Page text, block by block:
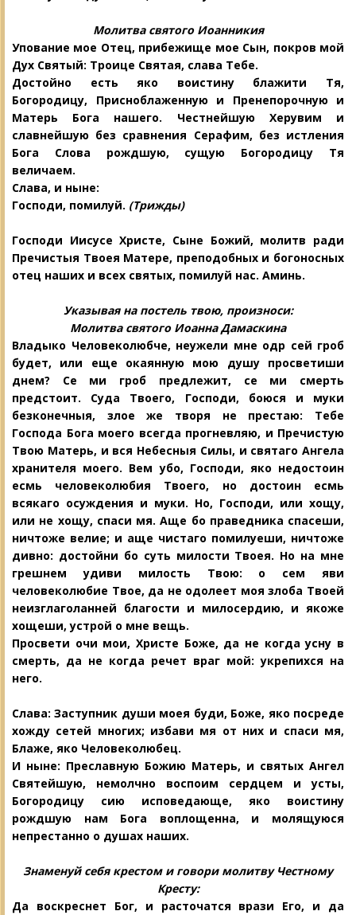
Молитва святого Иоанникия
Упование мое Отец, прибежище мое Сын, покров мой
Дух Святый: Троице Святая, слава Тебе.
Достойно есть яко воистину блажити Тя,
Богородицу, Присноблаженную и Пренепорочную и
Матерь Бога нашего. Честнейшую Херувим и
славнейшую без сравнения Серафим, без истления
Бога Слова рождшую, сущую Богородицу Тя
величаем.
Слава, и ныне:
Господи, помилуй. (Трижды)
Господи Иисусе Христе, Сыне Божий, молитв ради
Пречистыя Твоея Матере, преподобных и богоносных
отец наших и всех святых, помилуй нас. Аминь.
Указывая на постель твою, произноси:
Молитва святого Иоанна Дамаскина
Владыко Человеколюбче, неужели мне одр сей гроб
будет, или еще окаянную мою душу просветиши
днем? Се ми гроб предлежит, се ми смерть
предстоит. Суда Твоего, Господи, боюся и муки
безконечныя, злое же творя не престаю: Тебе
Господа Бога моего всегда прогневляю, и Пречистую
Твою Матерь, и вся Небесныя Силы, и святаго Ангела
хранителя моего. Вем убо, Господи, яко недостоин
есмь человеколюбия Твоего, но достоин есмь
всякаго осуждения и муки. Но, Господи, или хощу,
или не хощу, спаси мя. Аще бо праведника спасеши,
ничтоже велие; и аще чистаго помилуеши, ничтоже
дивно: достойни бо суть милости Твоея. Но на мне
грешнем удиви милость Твою: о сем яви
человеколюбие Твое, да не одолеет моя злоба Твоей
неизглаголанней благости и милосердию, и якоже
хощеши, устрой о мне вещь.
Просвети очи мои, Христе Боже, да не когда усну в
смерть, да не когда речет враг мой: укрепихся на
него.
Слава: Заступник души моея буди, Боже, яко посреде
хожду сетей многих; избави мя от них и спаси мя,
Блаже, яко Человеколюбец.
И ныне: Преславную Божию Матерь, и святых Ангел
Святейшую, немолчно воспоим сердцем и усты,
Богородицу сию исповедающе, яко воистину
рождшую нам Бога воплощенна, и молящуюся
непрестанно о душах наших.
Знаменуй себя крестом и говори молитву Честному
Кресту:
Да воскреснет Бог, и расточатся врази Его, и да